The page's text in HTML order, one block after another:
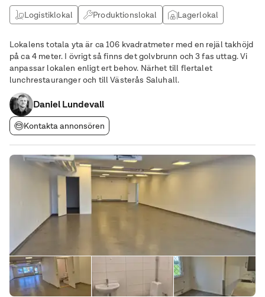
Logistiklokal Produktionslokal
Lagerlokal
Lokalens totala yta är ca 106 kvadratmeter med en rejäl takhöjd
på ca 4 meter. I övrigt så finns det golvbrunn och 3 fas uttag. Vi
anpassar lokalen enligt ert behov. Närhet till flertalet
lunchrestauranger och till Västerås Saluhall.
Daniel Lundevall
Kontakta annonsören